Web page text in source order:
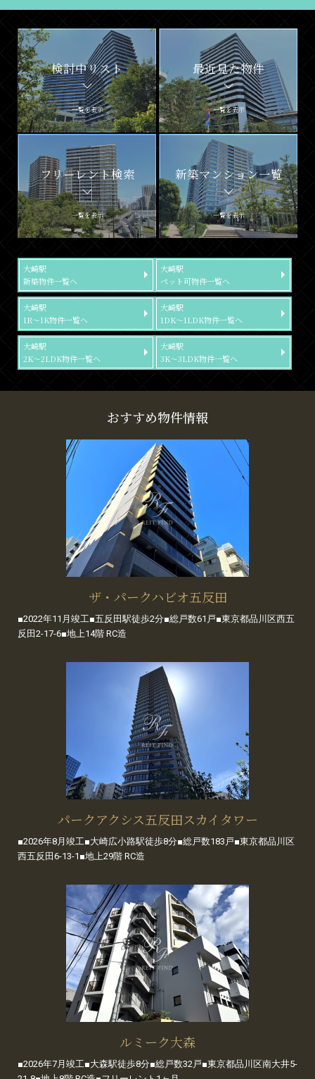
検討中リスト
一覧を表示
最近見た物件
一覧を表示
フリーレント検索
一覧を表示
新築マンション一覧
一覧を表示
大崎駅
新築物件一覧へ
大崎駅
ペット可物件一覧へ
大崎駅
1R～1K物件一覧へ
大崎駅
1DK～1LDK物件一覧へ
大崎駅
2K～2LDK物件一覧へ
大崎駅
3K～3LDK物件一覧へ
おすすめ物件情報
ザ・パークハビオ五反田
■2022年11月竣工■五反田駅徒歩2分■総戸数61戸■東京都品川区西五
反田2-17-6■地上14階 RC造
パークアクシス五反田スカイタワー
■2026年8月竣工■大崎広小路駅徒歩8分■総戸数183戸■東京都品川区
西五反田6-13-1■地上29階 RC造
ルミーク大森
■2026年7月竣工■大森駅徒歩8分■総戸数32戸■東京都品川区南大井5-